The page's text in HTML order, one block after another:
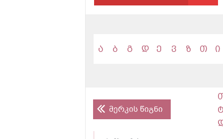
ა ბ გ დ ე ვ ზ თ ი
მერკის წიგნი